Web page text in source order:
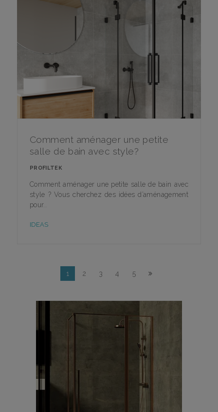
Comment aménager une petite
salle de bain avec style?
PROFILTEK
Comment aménager une petite salle de bain avec
style ? Vous cherchez des idées d’aménagement
pour..
IDEAS
1 2 3 4 5